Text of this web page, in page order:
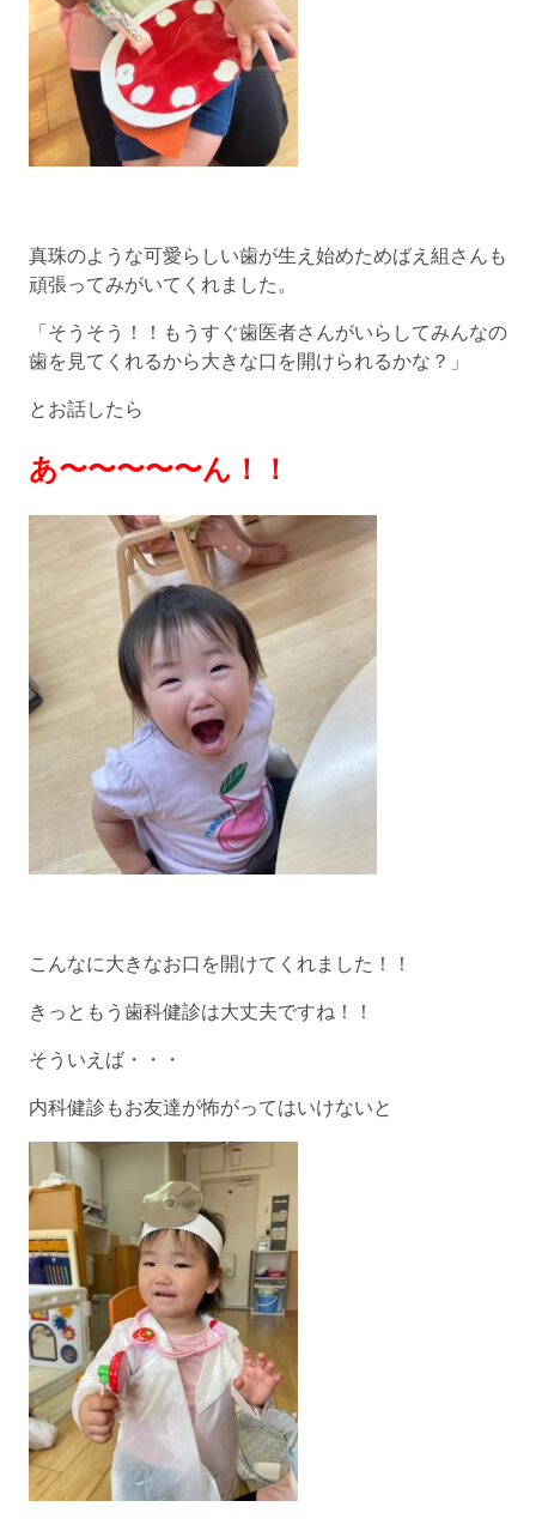
真珠のような可愛らしい歯が生え始めためばえ組さんも
頑張ってみがいてくれました。
「そうそう！！もうすぐ歯医者さんがいらしてみんなの
歯を見てくれるから大きな口を開けられるかな？」
とお話したら
あ〜〜〜〜〜ん！！
こんなに大きなお口を開けてくれました！！
きっともう歯科健診は大丈夫ですね！！
そういえば・・・
内科健診もお友達が怖がってはいけないと